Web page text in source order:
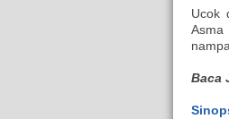
Ucok
Baca